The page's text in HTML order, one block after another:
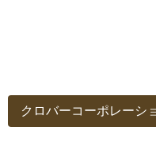
クロバーコーポレーシ